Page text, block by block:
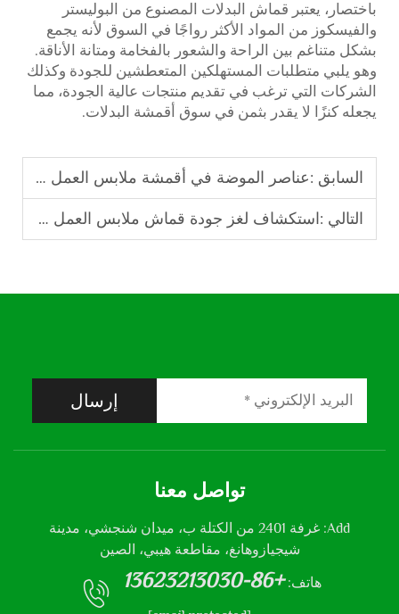
باختصار، يعتبر قماش البدلات المصنوع من البوليستر
والفيسكوز من المواد الأكثر رواجًا في السوق لأنه يجمع
بشكل متناغم بين الراحة والشعور بالفخامة ومتانة الأناقة.
وهو يلبي متطلبات المستهلكين المتعطشين للجودة وكذلك
الشركات التي ترغب في تقديم منتجات عالية الجودة، مما
يجعله كنزًا لا يقدر بثمن في سوق أقمشة البدلات.
السابق :عناصر الموضة في أقمشة ملابس العمل TCTC
التالي : استكشاف لغز جودة قماش ملابس العمل TC TC
إرسال
تواصل معنا
Add: غرفة 2401 من الكتلة ب، ميدان شنجشي، مدينة
شيجيازوهانغ، مقاطعة هيبي، الصين
هاتف: +86-13623213030